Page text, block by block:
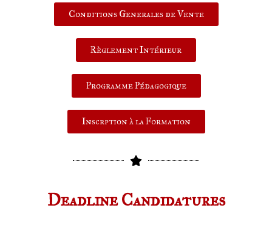
Conditions Generales de Vente
Règlement Intérieur
Programme Pédagogique
Inscrption à la Formation
Deadline Candidatures